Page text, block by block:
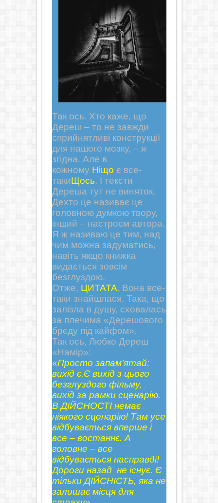
Так ось. Хто каже, що
Дереш – то не завжди
сприйнятливі конструкції
для нашого мозку, – я
згідна. Але в
кожному Ніщо є все-
такиЩось. І тексти
Дереша тут не виняток.
Дехто це називає це
головною думкою твору,
інший – настроєм автора.
Я ж називаю це тим, над
чим можна задуматись,
навіть якщо книжка
видається зовсім
безглуздою.
Отже, ЦИТАТА. Вона все-
таки знайшлася. Така, що
залізла в душу, сховалась
за плечима «Дерешового
брєду під кайфом».
Так ось, Любко Дереш
«Намір»:
«Просто запам’ятай:
вихід є.Є вихід з цього
безглуздого фільму,
вихід за рамки сценарію.
В ДІЙСНОСТІ немає
ніякого сценарію! Там усе
відбувається вперше і
все – востаннє. А
головне – все
відбувається насправді!
Дороги назад не існує. Є
тільки ДІЙСНІСТЬ, яка не
залишає місця для